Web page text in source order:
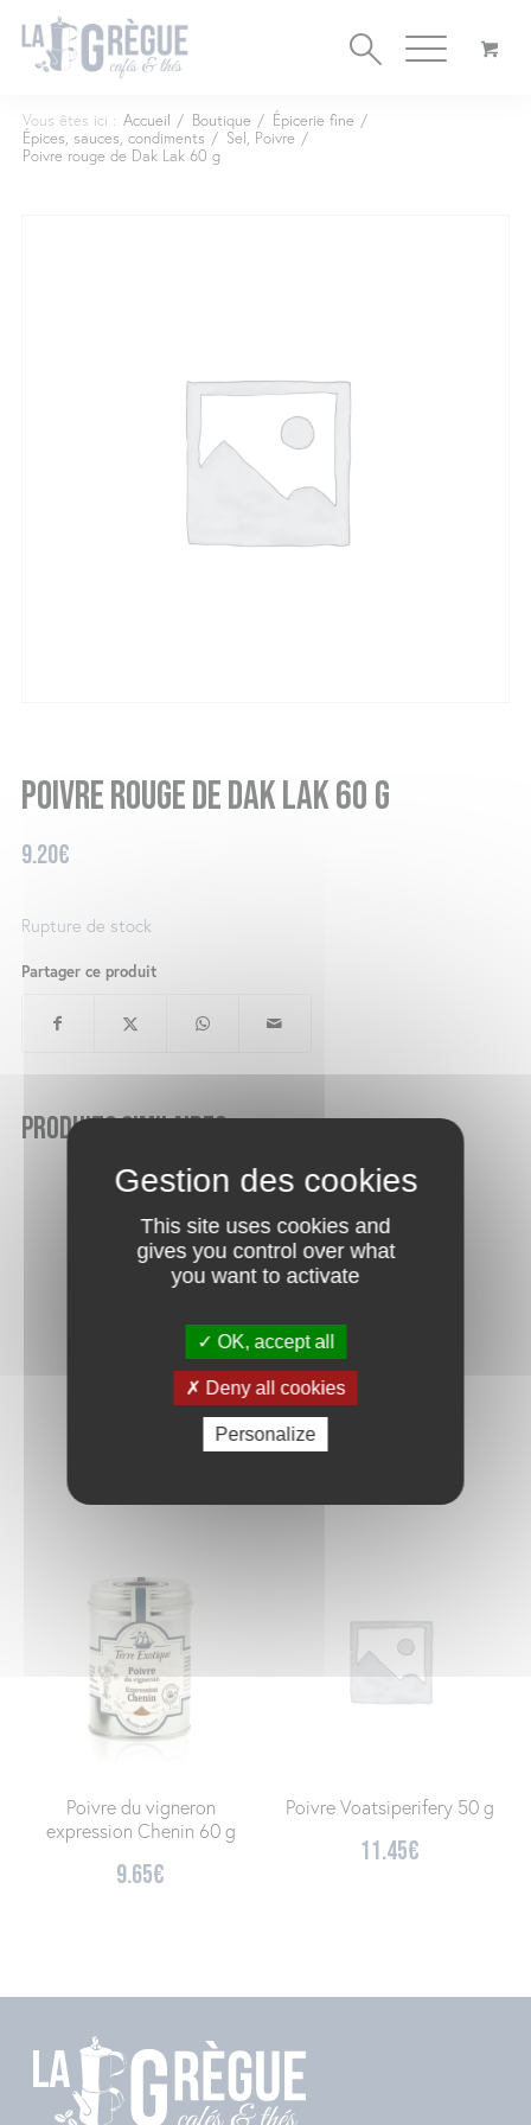
Vous êtes ici : Accueil / Boutique / Épicerie fine /
Épices, sauces, condiments / Sel, Poivre /
Poivre rouge de Dak Lak 60 g
Poivre rouge de Dak Lak 60 g
9.20€
Rupture de stock
Partager ce produit
Produits similaires
Poivre du vigneron
expression Chenin 60 g
9.65€
Poivre Voatsiperifery 50 g
11.45€
This site uses cookies and
gives you control over what
you want to activate
OK, accept all
Deny all cookies
Personalize